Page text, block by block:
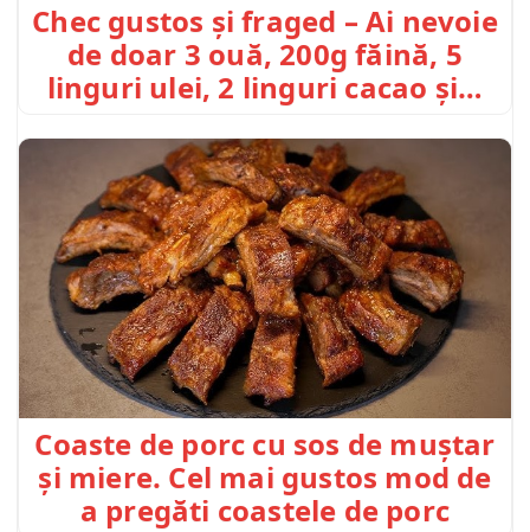
Chec gustos și fraged – Ai nevoie
de doar 3 ouă, 200g făină, 5
linguri ulei, 2 linguri cacao și…
Coaste de porc cu sos de muștar
și miere. Cel mai gustos mod de
a pregăti coastele de porc